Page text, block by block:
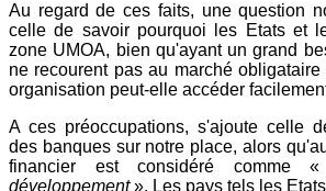
Au regard de ces faits, une question
celle de savoir pourquoi les Etats et
zone UMOA, bien qu'ayant un grand
ne recourent pas au marché
organisation peut-elle accéder
A ces préoccupations, s'ajoute celle
des banques sur notre place, alors
financier est considéré comme
développement». Les pays tels les